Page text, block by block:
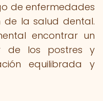
de enfermedades
de la salud dental.
encontrar un
de los postres y
equilibrada y